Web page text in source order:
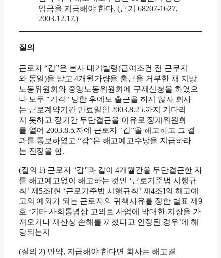
질의
근로자 “갑”은 본사 대기발령(급여조건 전 근무지
와 동일)을 받고 4개월가량을 출근을 거부한 채 지방
노동위원회와 중앙노동위원회에 구제신청을 하였으
나 모두 “기각” 당한 후에도 출근을 하지 않자 회사
는 근로계약기간 만료일인 2003.8.25.까지 기다리
지 못하고 장기간 무단결근을 이유로 징계위원회
를 열어 2003.8.5.자에 근로자 “갑”을 해고하고 그 결
과를 통보하였고 “갑”은 해고예고수당을 지급하라
는 진정을 함.
(질의 1) 근로자 “갑”과 같이 4개월간을 무단결근한 자
를 해고예고없이 해고하는 것인 ‘근로기준법 시행규
칙’ 제5조[현 ‘근로기준법 시행규칙’ 제4조]의 해고예
고의 예외가 되는 근로자의 귀책사유를 정한 별표 제9
호 ‘기타 사회통념상 고의로 사업에 막대한 지장을 가
져오거나 재산상 손해를 끼쳤다고 인정된 경우’에 해
당되는지
(질의 2) 만약, 지급해야 한다면 회사는 해고결